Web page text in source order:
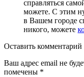
справляться
можете. С этим
в Вашем городе
никого, можете
Оставить комментарий
Ваш адрес email не
помечены *